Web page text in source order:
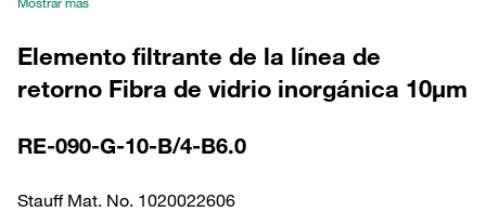
Elemento filtrante de la línea de
retorno Fibra de vidrio inorgánica 10µm
RE-090-G-10-B/4-B6.0
Stauff Mat. No. 1020022606